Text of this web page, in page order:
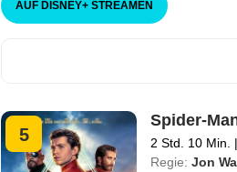
AUF DISNEY+ STREAMEN
5
Spider-
2 Std. 10 Min. |
Regie: Jon